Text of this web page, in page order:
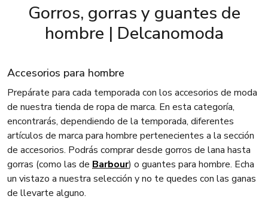
Gorros, gorras y guantes de
hombre | Delcanomoda
Accesorios para hombre
Prepárate para cada temporada con los accesorios de moda
de nuestra tienda de ropa de marca. En esta categoría,
encontrarás, dependiendo de la temporada, diferentes
artículos de marca para hombre pertenecientes a la sección
de accesorios. Podrás comprar desde gorros de lana hasta
gorras (como las de Barbour) o guantes para hombre. Echa
un vistazo a nuestra selección y no te quedes con las ganas
de llevarte alguno.